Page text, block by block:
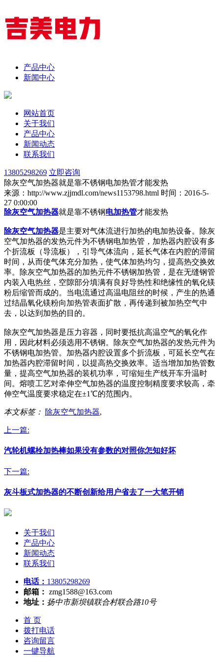
产品中心
新闻中心
网站首页
关于我们
产品中心
新闻动态
联系我们
13805298269 立即咨询
除灰空气加热器就是靠不锈钢电加热管才能发热
来源：http://www.zjjmdl.com/news1153798.html 时间：2016-5-
27 0:00:00
除灰空气加热器就是靠不锈钢电加热管才能发热
除灰空气加热器是主要对气体流进行加热的电加热设备。除灰
空气加热器的发热元件为不锈钢电加热管，加热器内腔设有多
个折流板（导流板），引导气体流向，延长气体在内腔的滞留
时间，从而使气体充分加热，使气体加热均匀，提高热交换效
率。除灰空气加热器的加热元件不锈钢加热管，是在无缝钢管
内装入电热丝，空隙部分填满有良好导热性和绝缘性的氧化镁
粉后缩管而成的。当电流通过高温电阻丝的时候，产生的热通
过结晶氧化镁粉向加热管表面扩散，再传递到被加热空气中
去，以达到加热的目的。
除灰空气加热器是压力容器，同时要抵抗高温空气的氧化作
用，因此材料必须选用不锈钢。除灰空气加热器的发热元件为
不锈钢电加热管。加热器内腔设置多个折流板，可延长空气在
加热器内腔滞留时间，以提高热交换效率。适当增加加热管数
量，提高空气加热器的装机功率，可缩短生产线开车升温时
间。熔喷工艺对牵伸空气加热器的温度控制精度要求较高，牵
伸空气温度要求稳定在±1℃的范围内。
本文标签： 除灰空气加热器,
上一篇:
汽轮机螺栓加热棒如果没有参数的对照你怎知好坏
下一篇:
灰斗板式加热器的不断创新给用户省去了一大笔开销
关于我们
产品中心
新闻动态
联系我们
电话： 13805298269
邮箱： zmg1588@163.com
地址： 扬中市新坝镇联合村联合路10号
首 页
拨打电话
咨询留言
一键导航